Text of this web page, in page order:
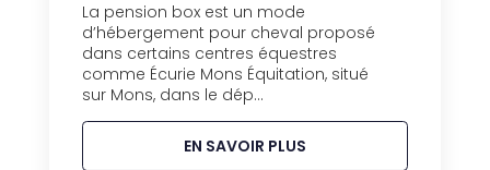
La pension box est un mode
d’hébergement pour cheval proposé
dans certains centres équestres
comme Écurie Mons Équitation, situé
sur Mons, dans le dép...
EN SAVOIR PLUS